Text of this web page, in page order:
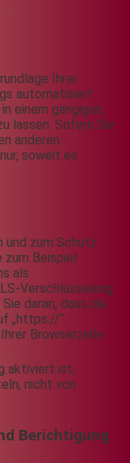
Ihrer
automatisiert
einem gängigen,
lassen. Sofern Sie
anderen
soweit es
und zum Schutz
zum Beispiel
als
Verschlüsselung.
daran, dass die
„https://“
Browserzeile.
aktiviert ist,
nicht von
Berichtigung